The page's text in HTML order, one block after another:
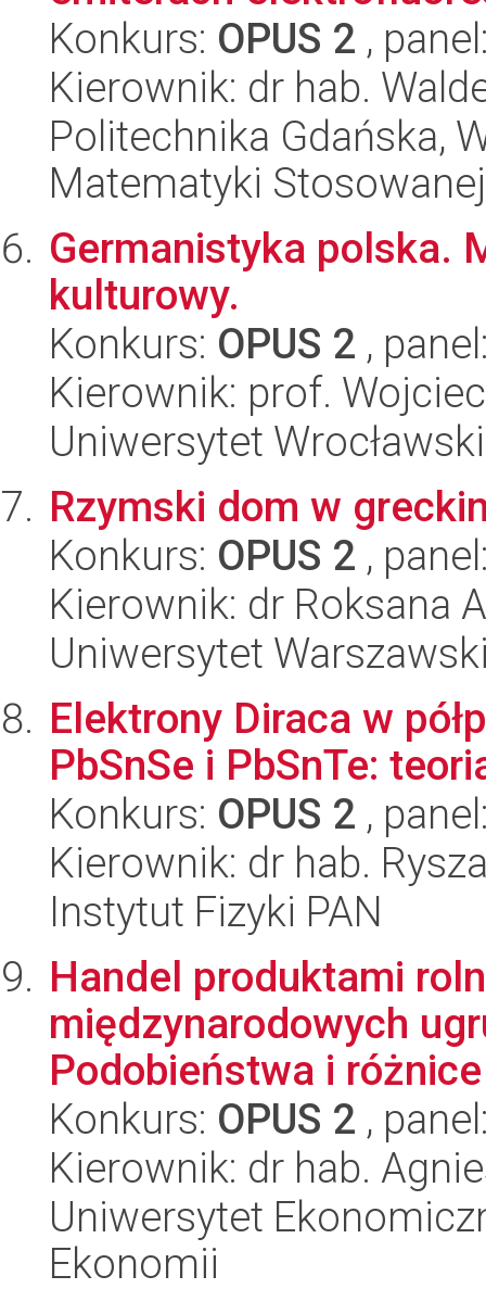
Konkurs: OPUS 2 ,
Kierownik: dr hab.
Politechnika Gdańska,
Matematyki Stosowanej
Germanistyka polska.
kulturowy.
Konkurs: OPUS 2 ,
Kierownik: prof.
Uniwersytet
Rzymski dom w
Konkurs: OPUS 2 ,
Kierownik: dr Roksana
Uniwersytet
Elektrony Diraca w
PbSnSe i PbSnTe:
Konkurs: OPUS 2 ,
Kierownik: dr hab.
Instytut Fizyki PAN
Handel produktami
międzynarodowych
Podobieństwa i
Konkurs: OPUS 2 ,
Kierownik: dr hab.
Uniwersytet
Ekonomii